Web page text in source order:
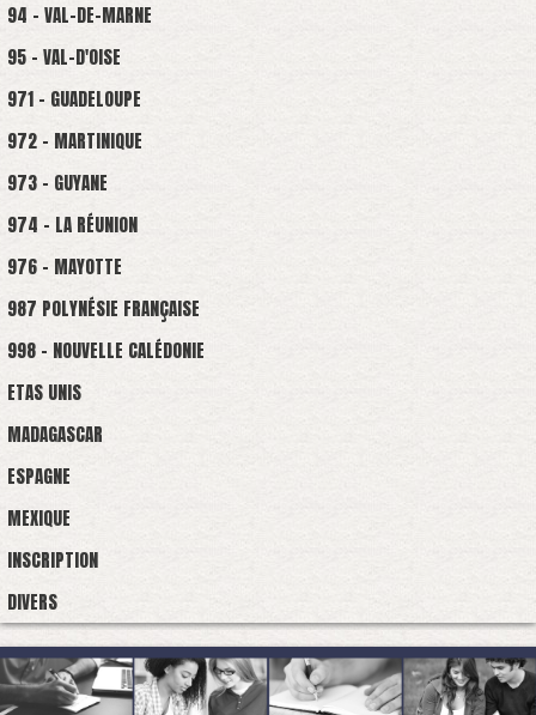
94 - VAL-DE-MARNE
95 - VAL-D'OISE
971 - GUADELOUPE
972 - MARTINIQUE
973 - GUYANE
974 - LA RÉUNION
976 - MAYOTTE
987 POLYNÉSIE FRANÇAISE
998 - NOUVELLE CALÉDONIE
ETAS UNIS
MADAGASCAR
ESPAGNE
MEXIQUE
INSCRIPTION
DIVERS